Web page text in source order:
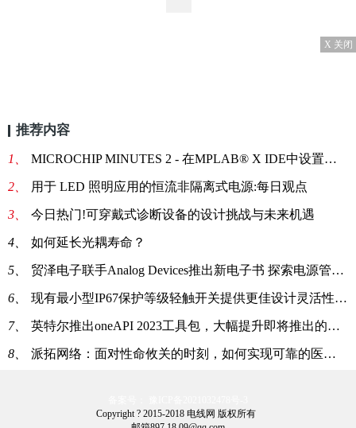
X 关闭
推荐内容
1、 MICROCHIP MINUTES 2 - 在MPLAB® X IDE中设置项目
2、 用于 LED 照明应用的恒流非隔离式电源:每日观点
3、 今日热门!可穿戴式诊断设备的设计挑战与未来机遇
4、 如何延长光耦寿命？
5、 贸泽电子联手Analog Devices推出新电子书 探索电源管理领域的创新
6、 现有最小型IP67保护等级轻触开关提供更佳设计灵活性和可靠性
7、 英特尔推出oneAPI 2023工具包，大幅提升即将推出的英特尔硬件的价值
8、 派拓网络：面对性命攸关的时刻，如何实现可靠的医疗物联网安全:全球新动态
Copyright ? 2015-2018 电线网 版权所有